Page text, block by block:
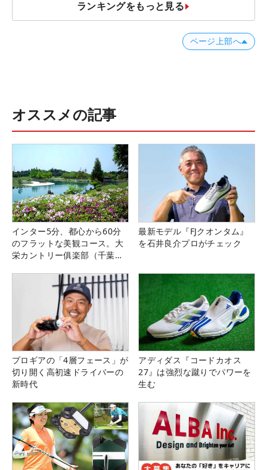
ランキングをもっと見る
ページ上部へ
オススメの記事
インター5分、都心から60分
のフラットな美観コース。大
栄カントリー俱楽部（千葉
最新モデル『FJクオンタム』
を石井良介プロがチェック
プロギアの「4層フェース」が
切り開く高初速ドライバーの
新時代
アディダス『コードカオス
27』は強烈な蹴りでパワーを
生む